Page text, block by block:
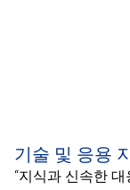
기술 및 응용
“지식과 신속한